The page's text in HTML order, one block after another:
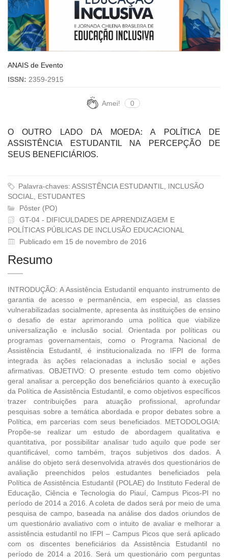
ANAIS de Evento
ISSN: 2359-2915
Amei! 0
O OUTRO LADO DA MOEDA: A POLÍTICA DE
ASSISTÊNCIA ESTUDANTIL NA PERCEPÇÃO DE
SEUS BENEFICIÁRIOS.
Palavra-chaves: ASSISTÊNCIA ESTUDANTIL, INCLUSÃO
SOCIAL, ESTUDANTES
Pôster (PO)
GT-04 - DIFICULDADES DE APRENDIZAGEM E
POLÍTICAS PÚBLICAS DE INCLUSÃO EDUCACIONAL
Publicado em 15 de novembro de 2016
Resumo
INTRODUÇÃO: A Assistência Estudantil enquanto instrumento de
garantia de acesso e permanência, em especial, as classes
vulnerabilizadas socialmente, apresenta às instituições de ensino
o desafio de estar aprimorando uma política que viabilize
universalização e inclusão social. Orientada por políticas ou
programas governamentais, como o Programa Nacional de
Assistência Estudantil, é institucionalizada no IFPI de forma
integrada às ações relacionadas a inclusão social e ações
afirmativas. OBJETIVO: O presente estudo tem como objetivo
geral analisar a percepção dos beneficiários quanto à execução
da Política de Assistência Estudantil, e como objetivos específicos
trazer contribuições para atuação profissional, aprofundar
pesquisas sobre a temática abordada e propor debates sobre a
Política, em parcerias com seus beneficiados. METODOLOGIA:
Propõe-se realizar um estudo de abordagem qualitativa e
quantitativa, por possibilitar analisar tudo aquilo que pode ser
quantificável, como também, traços subjetivos dos dados. A
análise do objeto será desenvolvida através dos questionários de
avaliação preenchidos pelos estudantes beneficiados pela
Política de Assistência Estudantil (POLAE) do Instituto Federal de
Educação, Ciência e Tecnologia do Piauí, Campus Picos-PI no
período de 2014 a 2016. A coleta de dados será por meio de uma
pesquisa de campo, baseada na análise dos dados oriundos de
um questionário avaliativo com o intuito de avaliar e melhorar a
assistência estudantil no IFPI – Campus Picos que será aplicado
com os discentes beneficiários da Assistência Estudantil no
período de 2014 a 2016. Será um questionário com perguntas